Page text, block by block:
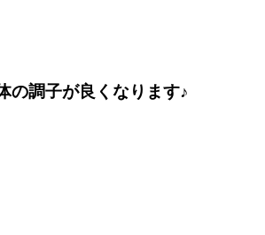
の調子が良くなります♪